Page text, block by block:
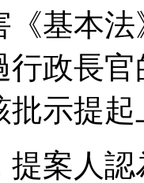
《基本
行政長
批示提
提案人